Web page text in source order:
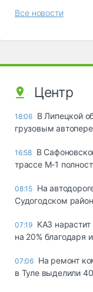
Все новости
Центр
18:06 В Липецкой
грузовым
16:58 В
трассе М-1
08:15 На
Судогодском
07:19 КАЗ
на 20% благодаря
07:06 На ремонт
в Туле выделили